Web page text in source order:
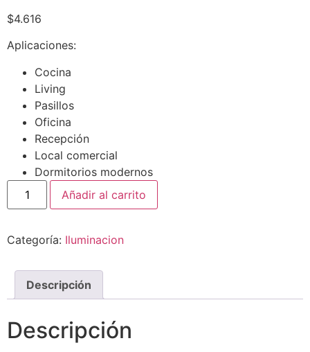
$4.616
Aplicaciones:
Cocina
Living
Pasillos
Oficina
Recepción
Local comercial
Dormitorios modernos
Añadir al carrito
Categoría: Iluminacion
Descripción
Descripción